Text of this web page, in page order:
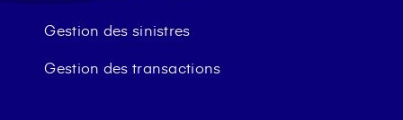
Gestion des sinistres
Gestion des transactions